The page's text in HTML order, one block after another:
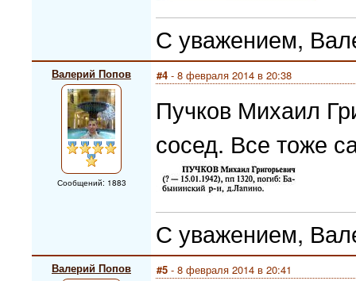
С уважением,
Валерий Попов
Сообщений: 1883
#4 - 8 февраля 2014 в 20:38
Пучков Михаил
сосед. Все тоже
С уважением,
Валерий Попов #5 - 8 февраля 2014 в 20:41